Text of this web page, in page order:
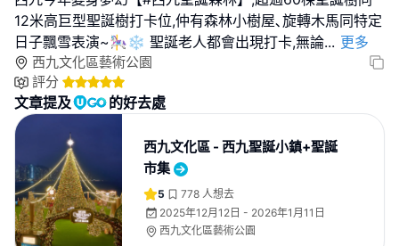
12米高巨型聖誕樹打卡位,仲有森林小樹屋､旋轉木馬同特定
日子飄雪表演~🎠❄️ 聖誕老人都會出現打卡,無論... 更多
西九文化區藝術公園
評分
文章提及 的好去處
西九文化區 - 西九聖誕小鎮+聖誕
市集
5 778 人想去
2025年12月12日 - 2026年1月11日
西九文化區藝術公園